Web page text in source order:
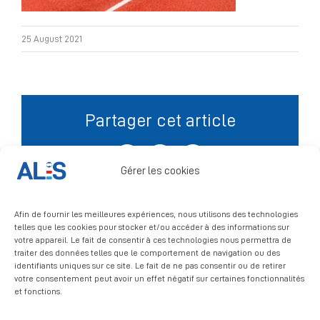
Gérer les cookies
Afin de fournir les meilleures expériences, nous utilisons des technologies
telles que les cookies pour stocker et/ou accéder à des informations sur
votre appareil. Le fait de consentir à ces technologies nous permettra de
traiter des données telles que le comportement de navigation ou des
identifiants uniques sur ce site. Le fait de ne pas consentir ou de retirer
votre consentement peut avoir un effet négatif sur certaines fonctionnalités
et fonctions.
Signalement
25 August 2021
Partager cet article